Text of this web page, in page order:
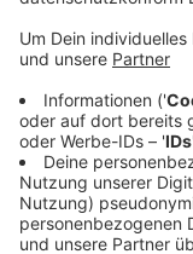
2.000 Fahrrad-
Das gilt auch für
Möglichkeit, das
zu testen. Mit